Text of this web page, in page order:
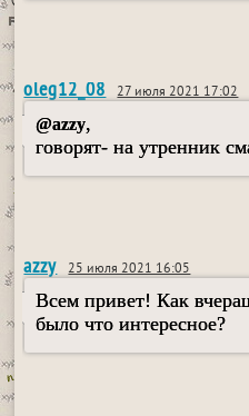
oleg12_08 27 июля 2021 17:02
@azzy,
говорят- на утренник
azzy 25 июля 2021 16:05
Всем привет! Как
было что интересное?